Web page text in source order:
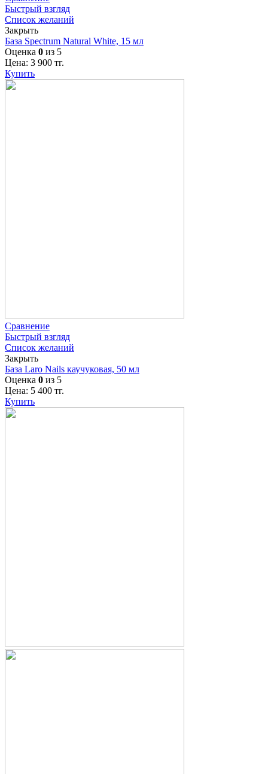
Быстрый взгляд
Список желаний
Закрыть
База Spectrum Natural White, 15 мл
Оценка 0 из 5
Цена: 3 900 тг.
Купить
Сравнение
Быстрый взгляд
Список желаний
Закрыть
База Laro Nails каучуковая, 50 мл
Оценка 0 из 5
Цена: 5 400 тг.
Купить